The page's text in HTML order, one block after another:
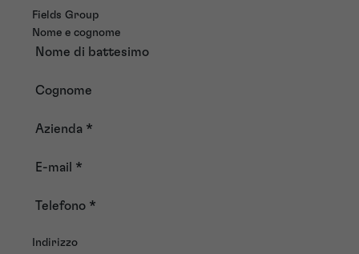
Fields Group
Nome e cognome
Nome di battesimo
Cognome
Azienda *
E-mail *
Telefono *
Indirizzo